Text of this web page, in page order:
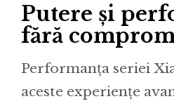
Putere și
fără
Performanța seriei
aceste experiențe